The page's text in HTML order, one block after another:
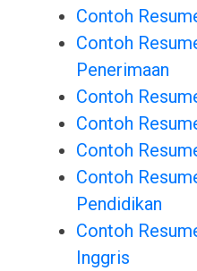
Contoh
Contoh
Penerimaan
Contoh
Contoh
Contoh
Contoh
Pendidikan
Contoh
Inggris